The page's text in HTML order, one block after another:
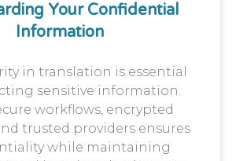
Your Confidential
Information
in translation is essential
sensitive information.
workflows, encrypted
trusted providers ensures
while maintaining